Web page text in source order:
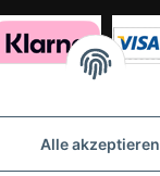
Alle akzeptieren